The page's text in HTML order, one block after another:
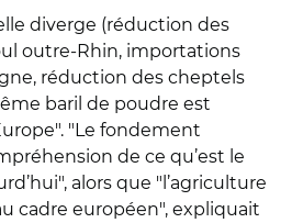
diverge (réduction des
outre-Rhin, importations
réduction des cheptels
baril de poudre est
"Le fondement
de ce qu’est le
alors que "l’agriculture
cadre européen", expliquait